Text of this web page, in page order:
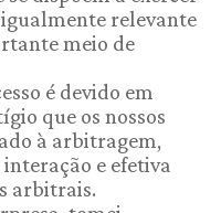
relevante
meio de
é devido em
que os nossos
à arbitragem,
e efetiva
arbitrais.